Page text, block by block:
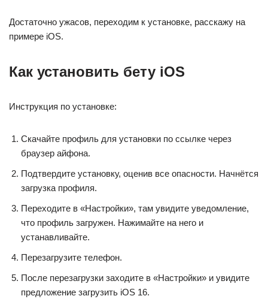
Достаточно ужасов, переходим к установке, расскажу на
примере iOS.
Как установить бету iOS
Инструкция по установке:
Скачайте профиль для установки по ссылке через
браузер айфона.
Подтвердите установку, оценив все опасности. Начнётся
загрузка профиля.
Переходите в «Настройки», там увидите уведомление,
что профиль загружен. Нажимайте на него и
устанавливайте.
Перезагрузите телефон.
После перезагрузки заходите в «Настройки» и увидите
предложение загрузить iOS 16.